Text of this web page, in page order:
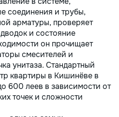
соединения и трубы,
арматуры, проверяет
и состояние
он прочищает
смесителей и
унитаза. Стандартный
квартиры в Кишинёве в
600 леев в зависимости от
точек и сложности